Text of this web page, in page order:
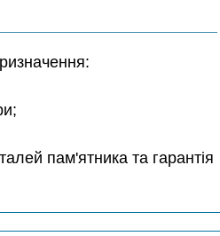
пам'ятника та гарантія